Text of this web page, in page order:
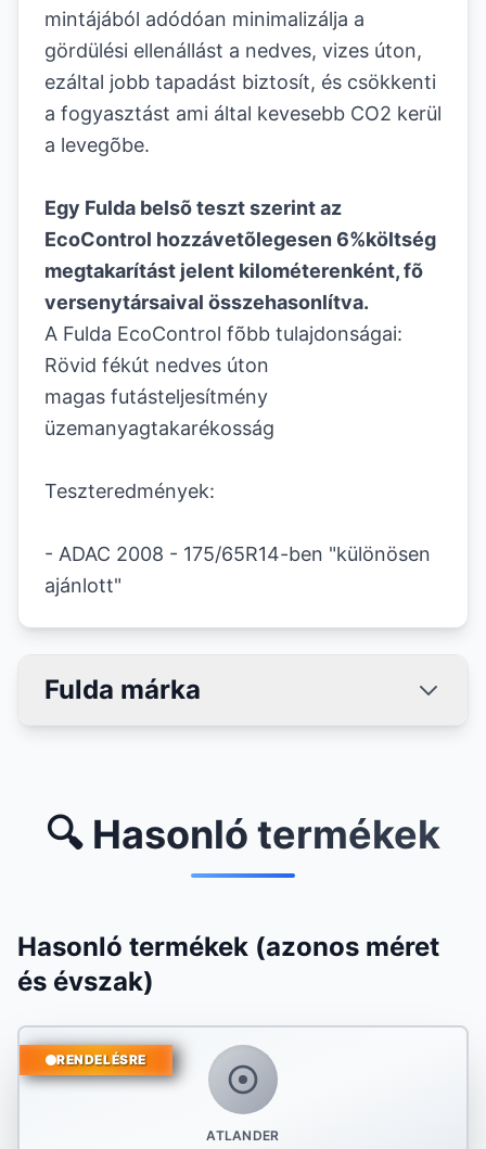
mintájából adódóan minimalizálja a
gördülési ellenállást a nedves, vizes úton,
ezáltal jobb tapadást biztosít, és csökkenti
a fogyasztást ami által kevesebb CO2 kerül
a levegõbe.
Egy Fulda belsõ teszt szerint az
EcoControl hozzávetõlegesen 6%költség
megtakarítást jelent kilométerenként, fõ
versenytársaival összehasonlítva.
A Fulda EcoControl fõbb tulajdonságai:
Rövid fékút nedves úton
magas futásteljesítmény
üzemanyagtakarékosság
Teszteredmények:
- ADAC 2008 - 175/65R14-ben "különösen
ajánlott"
Fulda márka
🔍 Hasonló termékek
Hasonló termékek (azonos méret
és évszak)
ATLANDER
RENDELÉSRE